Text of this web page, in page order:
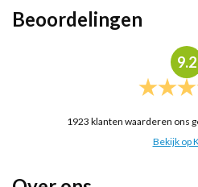
Beoordelingen
9.2
1923 klanten waarderen ons
Bekijk op